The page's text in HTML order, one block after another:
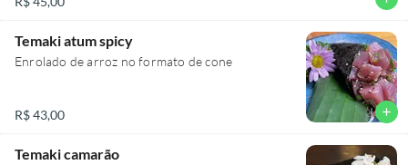
usada é especial, selecionada para garantir uma
crocância distinta e irresistível. Este temaki é
uma refeição completa, que intriga e satisfaz o
Temaki atum spicy
Enrolado de arroz no formato de cone
R$ 43,00 add
Temaki camarão